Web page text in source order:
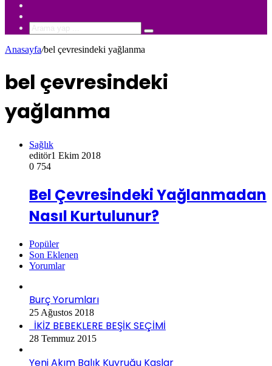
Arama
Anasayfa/bel çevresindeki yağlanma
bel çevresindeki
yağlanma
Sağlık
editör1 Ekim 2018
0 754
Bel Çevresindeki Yağlanmadan
Nasıl Kurtulunur?
Popüler
Son Eklenen
Yorumlar
Burç Yorumları
25 Ağustos 2018
İKİZ BEBEKLERE BEŞİK SEÇİMİ
28 Temmuz 2015
Yeni Akım Balık Kuyruğu Kaşlar